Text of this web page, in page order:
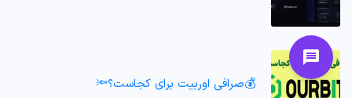
💰صرافی اوربیت برای کجاست؟🔦